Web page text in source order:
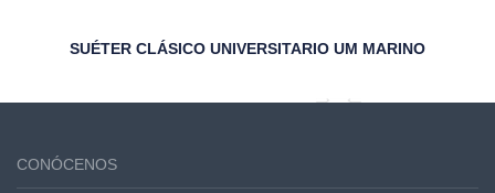
SUÉTER CLÁSICO UNIVERSITARIO UM MARINO
CONÓCENOS